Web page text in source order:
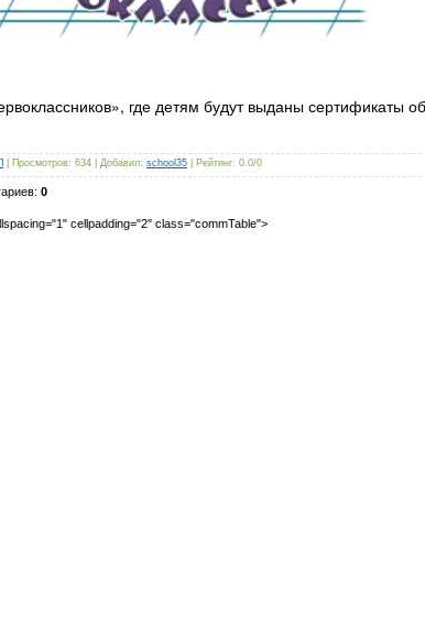
где детям будут выданы сертификаты
Просмотров: 634 Добавил: school35 Рейтинг: 0.0/0
: 0
cellpadding="2" class="commTable">